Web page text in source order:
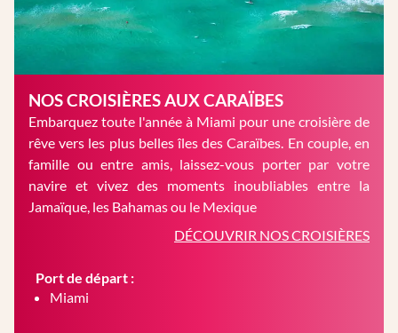
NOS CROISIÈRES AUX CARAÏBES
Embarquez toute l'année à Miami pour une croisière de
rêve vers les plus belles îles des Caraïbes. En couple, en
famille ou entre amis, laissez-vous porter par votre
navire et vivez des moments inoubliables entre la
Jamaïque, les Bahamas ou le Mexique
DÉCOUVRIR NOS CROISIÈRES
Port de départ :
Miami